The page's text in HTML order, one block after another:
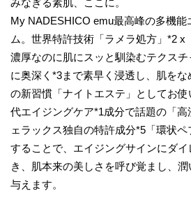
みなぎる素肌、ここに。
My NADESHICO emu最高峰の多機能
ム。世界特許技術「ラメラ処方」*2 x
濃厚なのに肌にスッと馴染むテクス
に奥深く*3まで素早く浸透し、肌を
の新習慣「ナイトエステ」としてお
代エイジングケア*1成分で話題の「
ェラックス独⾃の特許成分*5「環状
することで、エイジングサインにダ
き、肌本来の美しさを呼び覚まし、
与えます。